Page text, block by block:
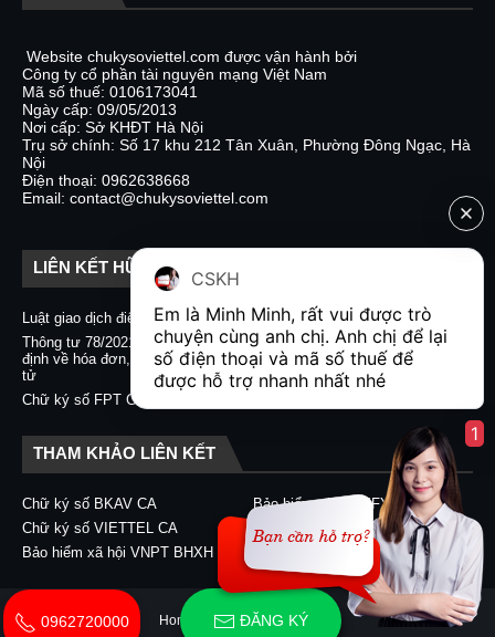
Website chukysoviettel.com được vận hành bởi
Công ty cổ phần tài nguyên mạng Việt Nam
Mã số thuế: 0106173041
Ngày cấp: 09/05/2013
Nơi cấp: Sở KHĐT Hà Nội
Trụ sở chính: Số 17 khu 212 Tân Xuân, Phường Đông Ngạc, Hà
Nội
Điện thoại: 0962638668
Email: contact@chukysoviettel.com
LIÊN KẾT HỮU ÍCH
Luật giao dịch điện tử
Nghị định 130/2018/NĐ-CP
Thông tư 78/2021/TT-BTC quy
định về hóa đơn, chứng từ điện
tử
Chữ ký số CA2 - Nacencomm
Chữ ký số VNPT CA
Chữ ký số BKAV CA
Chữ ký số FPT CA
THAM KHẢO LIÊN KẾT
Chữ ký số BKAV CA
Bảo hiểm xã hội EFY-eBHXH
Chữ ký số VIETTEL CA
Chữ ký số CA2 - Nacencomm
Bảo hiểm xã hội VNPT BHXH
Chữ ký số VNPT CA
Home About Contact Us
0962720000 ĐĂNG KÝ
CSKH
Em là Minh Minh, rất vui được trò
chuyện cùng anh chị. Anh chị để lại
số điện thoại và mã số thuế để
được hỗ trợ nhanh nhất nhé
1